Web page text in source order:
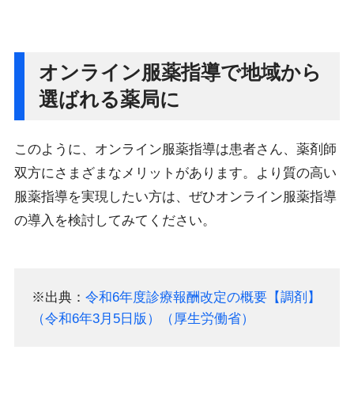
オンライン服薬指導で地域から
選ばれる薬局に
このように、オンライン服薬指導は患者さん、薬剤師
双方にさまざまなメリットがあります。より質の高い
服薬指導を実現したい方は、ぜひオンライン服薬指導
の導入を検討してみてください。
※出典：令和6年度診療報酬改定の概要【調剤】
（令和6年3月5日版）（厚生労働省）